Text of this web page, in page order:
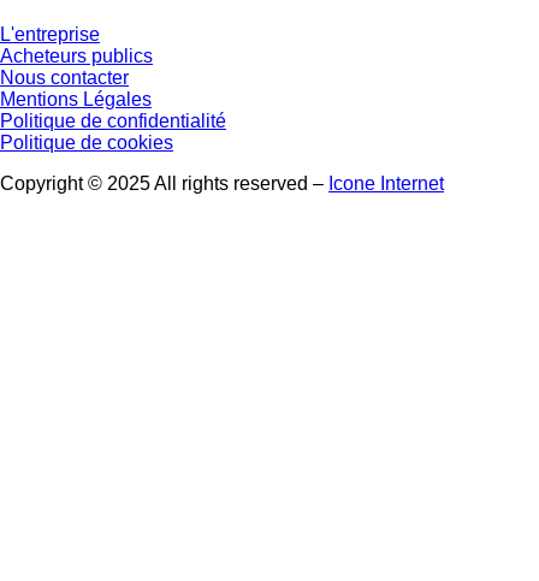
L'entreprise
Acheteurs publics
Nous contacter
Mentions Légales
Politique de confidentialité
Politique de cookies
Copyright © 2025 All rights reserved – Icone Internet